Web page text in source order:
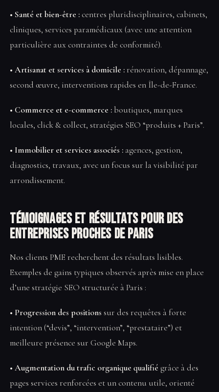
• Santé et bien-être :centres pluridisciplinaires, cabinets,
cliniques, services paramédicaux (avec une attention
particulière aux contraintes de conformité).
• Artisanat et services à domicile :rénovation, dépannage,
second œuvre, interventions rapides en Île-de-France.
• Commerce et e-commerce : boutiques, marques
locales, click & collect, stratégies SEO “produits + Paris”.
• Immobilier et services associés : agences, gestion,
diagnostics, travaux, avec un focus sur la visibilité par
arrondissement.
Témoignages et résultats pour des
entreprises proches de Paris
Nos clients PME recherchent des résultats lisibles.
Exemples de gains typiques observés après mise en place
d’une stratégie SEO structurée à Paris :
• Progression des positions sur des requêtes à forte
intention (“devis”, “intervention”, “prestataire”) et
meilleure présence sur Google Maps.
• Augmentation du trafic organique qualifié grâce à des
pages services renforcées et un contenu utile, orienté